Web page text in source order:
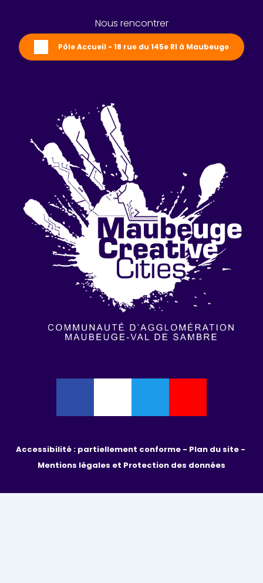
Nous rencontrer
Pôle Accueil - 18 rue du 145e RI à Maubeuge
Accessibilité : partiellement conforme -
Mentions légales et Protection des données